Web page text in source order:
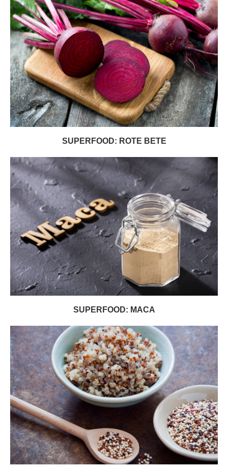
SUPERFOOD: ROTE BETE
SUPERFOOD: MACA